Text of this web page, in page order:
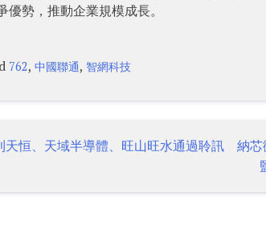
勢，推動企業規模成長。
762,中國聯通, 智網科技
天恒、天域半導體、旺山旺水通過聆訊 納芯